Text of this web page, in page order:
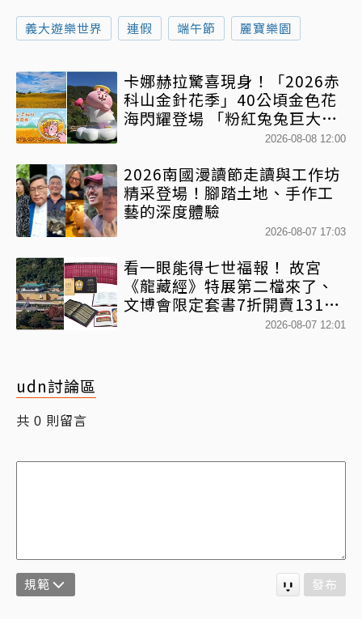
義大遊樂世界 連假 端午節 麗寶樂園
卡娜赫拉驚喜現身！「2026赤
科山金針花季」40公頃金色花
海閃耀登場 「粉紅兔兔巨大氣
球+超狂500樂遊券」快追
2026-08-08 12:00
2026南國漫讀節走讀與工作坊
精采登場！腳踏土地、手作工
藝的深度體驗
2026-08-07 17:03
看一眼能得七世福報！ 故宮
《龍藏經》特展第二檔來了、
文博會限定套書7折開賣131萬
網驚：貧窮限制想像2026-08-07 12:01
udn討論區
共 0 則留言
規範 發布